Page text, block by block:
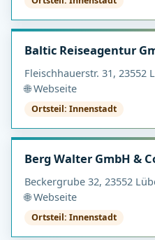
Baltic Reiseagentur
Fleischhauerstr. 31, 23552
🌐 Webseite
Ortsteil: Innenstadt
Berg Walter GmbH &
Beckergrube 32, 23552
🌐 Webseite
Ortsteil: Innenstadt